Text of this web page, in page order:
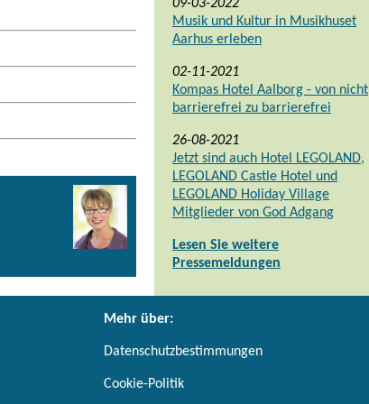
09-03-2022
Musik und Kultur in Musikhuset
Aarhus erleben
02-11-2021
Kompas Hotel Aalborg - von nicht
barrierefrei zu barrierefrei
26-08-2021
Jetzt sind auch Hotel LEGOLAND,
LEGOLAND Castle Hotel und
LEGOLAND Holiday Village
Mitglieder von God Adgang
Lesen Sie weitere
Pressemeldungen
Mehr über:
Datenschutzbestimmungen
Cookie-Politik